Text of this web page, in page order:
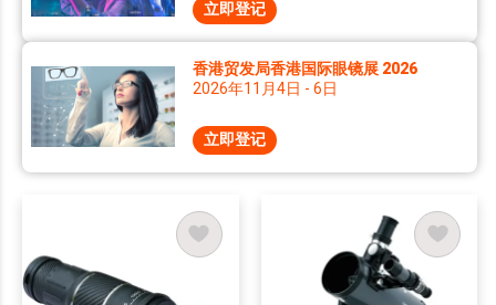
立即登记
香港贸发局香港国际眼镜展 2026
2026年11月4日 - 6日
立即登记